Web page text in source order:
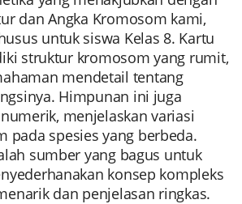
dan Angka Kromosom kami,
untuk siswa Kelas 8. Kartu
struktur kromosom yang rumit,
mendetail tentang
Himpunan ini juga
menjelaskan variasi
pada spesies yang berbeda.
sumber yang bagus untuk
konsep kompleks
dan penjelasan ringkas.